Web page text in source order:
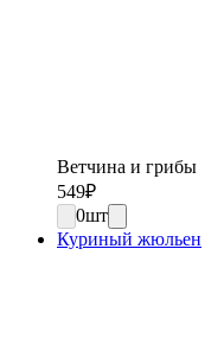
Ветчина и грибы
549₽
0шт
Куриный жюльен